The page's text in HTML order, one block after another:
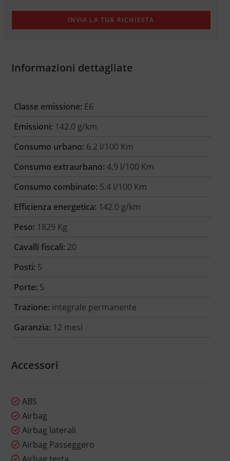
Informazioni dettagliate
Classe emissione: E6
Emissioni: 142.0 g/km
Consumo urbano: 6.2 l/100 Km
Consumo extraurbano: 4.9 l/100 Km
Consumo combinato: 5.4 l/100 Km
Efficienza energetica: 142.0 g/km
Peso: 1829 Kg
Cavalli fiscali: 20
Posti: 5
Porte: 5
Trazione: integrale permanente
Garanzia: 12 mesi
Accessori
ABS
Airbag
Airbag laterali
Airbag Passeggero